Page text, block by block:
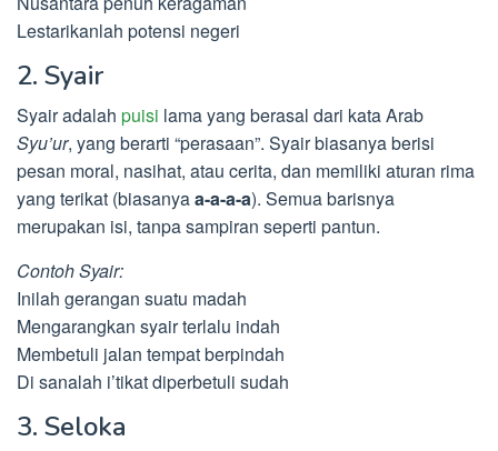
Lestarikanlah potensi negeri
2. Syair
Syair adalah puisi lama yang berasal dari kata Arab
Syu’ur, yang berarti “perasaan”. Syair biasanya berisi
pesan moral, nasihat, atau cerita, dan memiliki aturan rima
yang terikat (biasanyaa-a-a-a). Semua barisnya
merupakan isi, tanpa sampiran seperti pantun.
Contoh Syair:
Inilah gerangan suatu madah
Mengarangkan syair terlalu indah
Membetuli jalan tempat berpindah
Di sanalah i’tikat diperbetuli sudah
3. Seloka